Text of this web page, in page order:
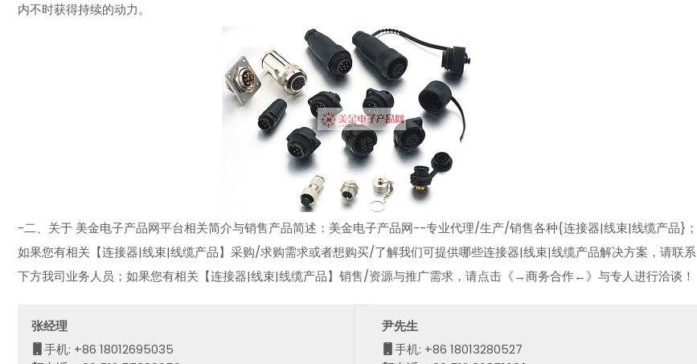
内不时获得持续的动力。
-二、关于 美金电子产品网平台相关简介与销售产品简述：美金电子产品网--专业代理/生产/销售各种{连接器|线束|线缆产品}；
如果您有相关【连接器|线束|线缆产品】采购/求购需求或者想购买/了解我们可提供哪些连接器|线束|线缆产品解决方案，请联系
下方我司业务人员；如果您有相关【连接器|线束|线缆产品】销售/资源与推广需求，请点击《→商务合作←》与专人进行洽谈！
张经理
手机: +86 18012695035
尹先生
手机: +86 18013280527